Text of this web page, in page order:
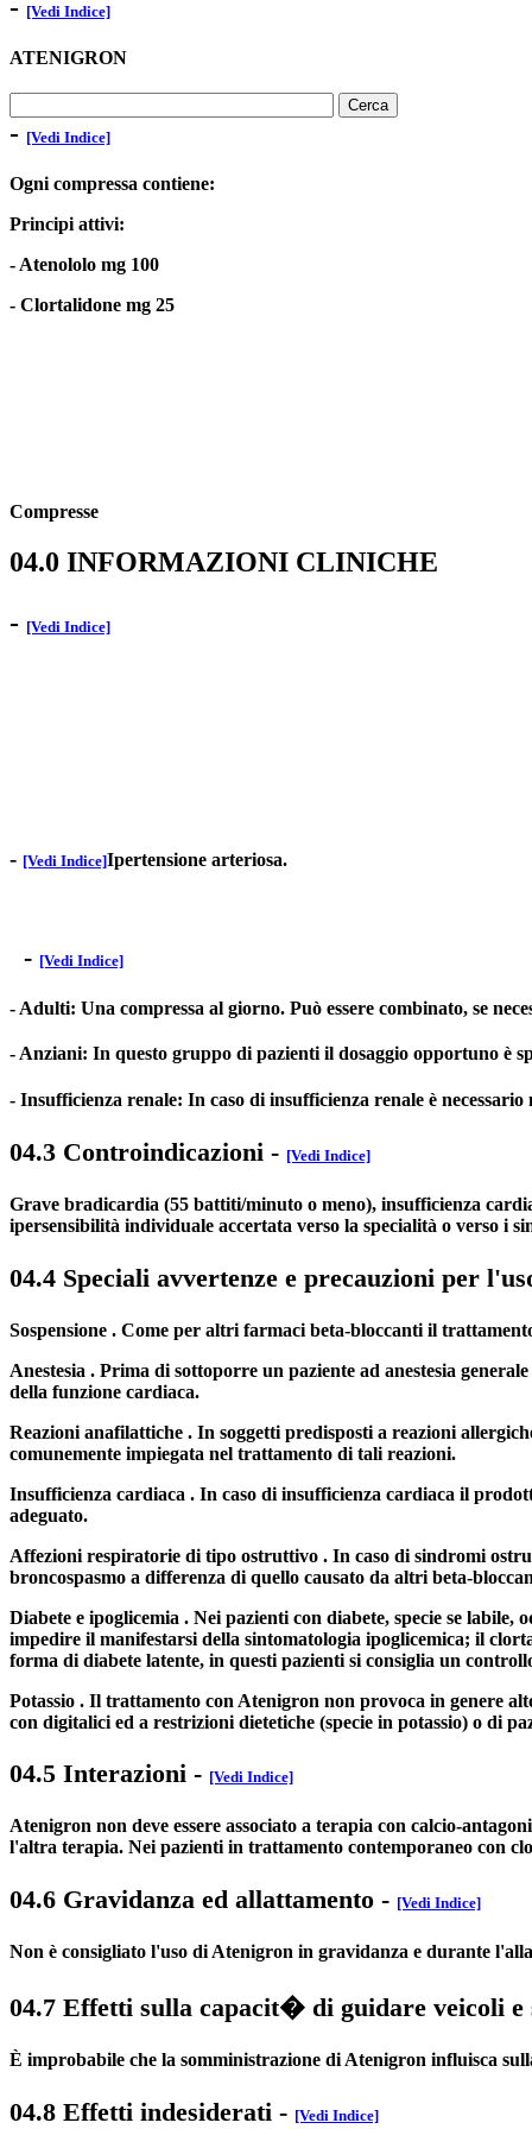
- [Vedi Indice]
ATENIGRON
- [Vedi Indice]
Ogni compressa contiene:
Principi attivi:
- Atenololo mg 100
- Clortalidone mg 25
Compresse
04.0 INFORMAZIONI CLINICHE
- [Vedi Indice]
- [Vedi Indice]Ipertensione arteriosa.
- [Vedi Indice]
- Adulti: Una compressa al giorno. Può essere combinato, se
- Anziani: In questo gruppo di pazienti il dosaggio opportuno è
- Insufficienza renale: In caso di insufficienza renale è
04.3 Controindicazioni - [Vedi Indice]
Grave bradicardia (55 battiti/minuto o meno), insufficienza
ipersensibilità individuale accertata verso la specialità o verso i
04.4 Speciali avvertenze e precauzioni per
Sospensione . Come per altri farmaci beta-bloccanti il
Anestesia . Prima di sottoporre un paziente ad anestesia
della funzione cardiaca.
Reazioni anafilattiche . In soggetti predisposti a reazioni
comunemente impiegata nel trattamento di tali reazioni.
Insufficienza cardiaca . In caso di insufficienza cardiaca il
adeguato.
Affezioni respiratorie di tipo ostruttivo . In caso di sindromi
broncospasmo a differenza di quello causato da altri beta-
Diabete e ipoglicemia . Nei pazienti con diabete, specie se
impedire il manifestarsi della sintomatologia ipoglicemica; il
forma di diabete latente, in questi pazienti si consiglia un
Potassio . Il trattamento con Atenigron non provoca in genere
con digitalici ed a restrizioni dietetiche (specie in potassio) o di
04.5 Interazioni - [Vedi Indice]
Atenigron non deve essere associato a terapia con calcio-
l'altra terapia. Nei pazienti in trattamento contemporaneo con
04.6 Gravidanza ed allattamento - [Vedi Indice]
Non è consigliato l'uso di Atenigron in gravidanza e durante
04.7 Effetti sulla capacit� di guidare veicoli e
È improbabile che la somministrazione di Atenigron influisca
04.8 Effetti indesiderati - [Vedi Indice]